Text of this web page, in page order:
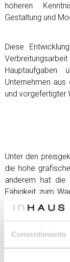
Consentimiento
höheren
Gestaltung und
Diese
Verbreitungsarbeit
Unternehmen aus
und vorgefertigter
Unter den
die hohe
anderem hat die
Fähigkeit zum
der Übergang
zum Verständnis
Formen an das